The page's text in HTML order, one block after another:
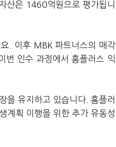
산은 1460억원으로 평가됩니
. 이후 MBK 파트너스의 매각
번 인수 과정에서 홈플러스 익
을 유지하고 있습니다. 홈플러
계획 이행을 위한 추가 유동성